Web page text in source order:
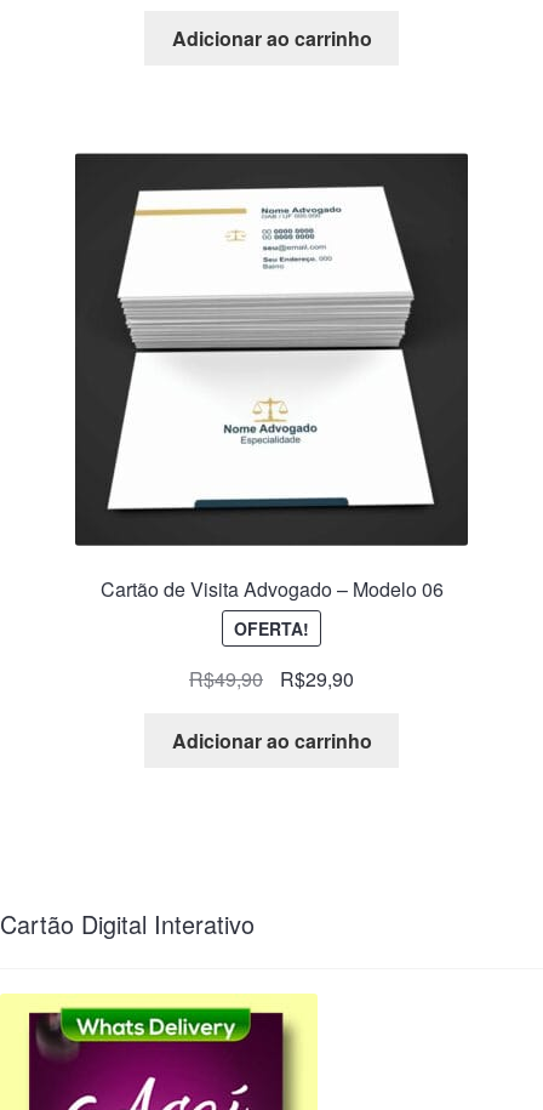
Adicionar ao carrinho
Cartão de Visita Advogado – Modelo 06
OFERTA!
R$49,90 R$29,90
Adicionar ao carrinho
Cartão Digital Interativo